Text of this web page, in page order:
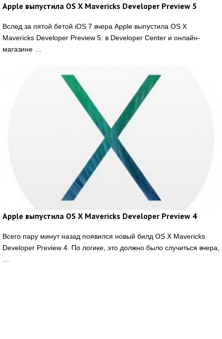
Apple выпустила OS X Mavericks Developer Preview 5
Вслед за пятой бетой iOS 7 вчера Apple выпустила OS X
Mavericks Developer Preview 5: в Developer Center и онлайн-
магазине …
Apple выпустила OS X Mavericks Developer Preview 4
Всего пару минут назад появился новый билд OS X Mavericks
Developer Preview 4. По логике, это должно было случиться вчера,